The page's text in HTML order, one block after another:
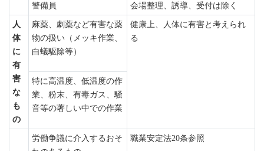
警備員
会場整理、誘導、受付は除く
人
体
に
有
害
な
も
の
麻薬、劇薬など有害な薬
物の扱い（メッキ作業、
白蟻駆除等）
健康上、人体に有害と考えられ
る
特に高温度、低温度の作
業、粉末、有毒ガス、騒
音等の著しい中での作業
労働争議に介入するおそ
職業安定法20条参照